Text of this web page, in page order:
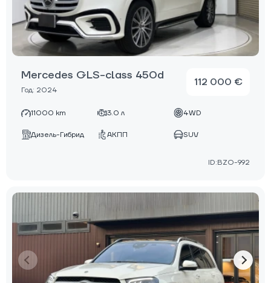
Mercedes GLS-class 450d
Год: 2024
112 000 €
11000 km 3.0 л 4WD
Дизель-Гибрид АКПП SUV
ID:BZO-992